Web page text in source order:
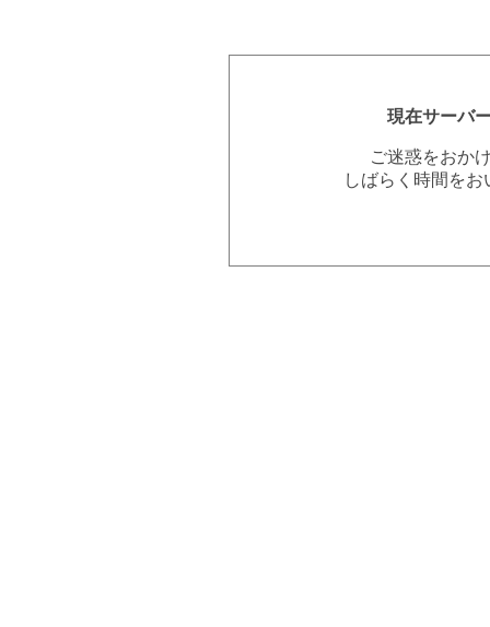
現在サーバ
ご迷惑をおか
しばらく時間を